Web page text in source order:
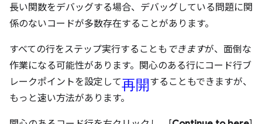
長い関数をデバッグする場合、デバッグしている問題に関
係のないコードが多数存在することがあります。
すべての行をステップ実行することも できますが、面倒な
作業になる可能性があります。関心のある行にコード行ブ
レークポイントを設定して再開することもできますが、
もっと速い方法があります。